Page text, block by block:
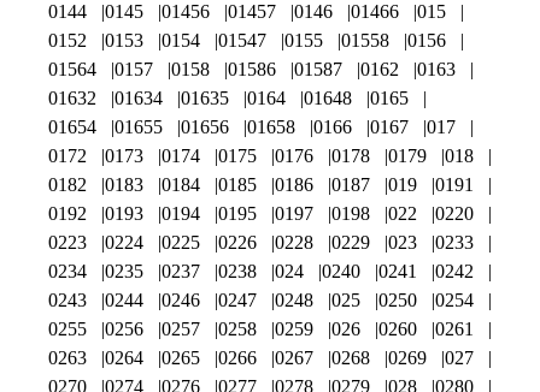
0144
0145 01456 01457 0146 01466
015
0152
0153 0154 01547 0155 01558
0156
01564
0157 0158 01586 01587 0162
0163
01632
01634 01635 0164 01648
0165
01654
01655 01656 01658 0166 0167
017
0172
0173 0174 0175 0176 0178 0179
018
0182
0183 0184 0185 0186 0187 019
0191
0192
0193 0194 0195 0197 0198 022
0220
0223
0224 0225 0226 0228 0229 023
0233
0234
0235 0237 0238 024 0240 0241
0242
0243
0244 0246 0247 0248 025 0250
0254
0255
0256 0257 0258 0259 026 0260
0261
0263
0264 0265 0266 0267 0268 0269
027
0270
0274 0276 0277 0278 0279 028 0280